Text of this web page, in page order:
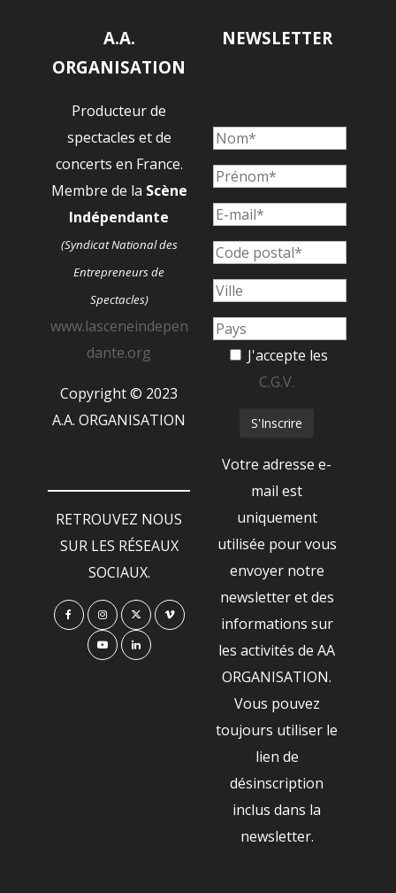
A.A.
ORGANISATION
Producteur de
spectacles et de
concerts en France.
Membre de la Scène
Indépendante
(Syndicat National des
Entrepreneurs de
Spectacles)
www.lasceneindepen
dante.org
Copyright © 2023
A.A. ORGANISATION
RETROUVEZ NOUS
SUR LES RÉSEAUX
SOCIAUX.
NEWSLETTER
J'accepte les
C.G.V.
Votre adresse e-
mail est
uniquement
utilisée pour vous
envoyer notre
newsletter et des
informations sur
les activités de AA
ORGANISATION.
Vous pouvez
toujours utiliser le
lien de
désinscription
inclus dans la
newsletter.